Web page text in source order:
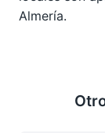
Almería.